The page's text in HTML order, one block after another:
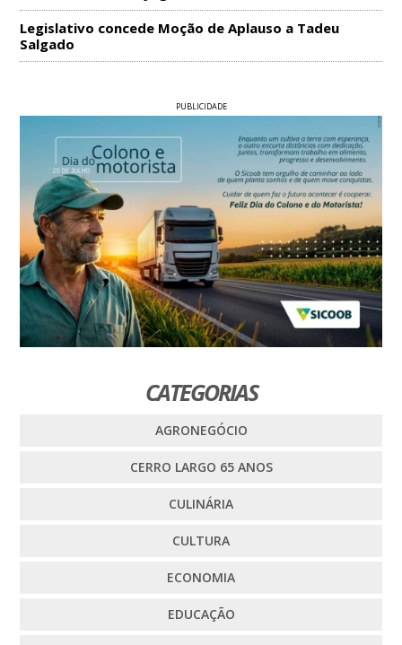
Legislativo concede Moção de Aplauso a Tadeu
Salgado
PUBLICIDADE
CATEGORIAS
AGRONEGÓCIO
CERRO LARGO 65 ANOS
CULINÁRIA
CULTURA
ECONOMIA
EDUCAÇÃO